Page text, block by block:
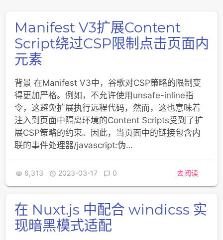
Manifest V3扩展Content
Script绕过CSP限制点击页面内
元素
背景 在Manifest V3中，谷歌对CSP策略的限制变
得更加严格。例如，不允许使用unsafe-inline指
令，这避免扩展执行远程代码，然而，这也意味着
注入到页面中隔离环境的Content Scripts受到了扩
展CSP策略的约束。因此，当页面中的链接包含内
联的事件处理器/javascript:伪…
 6,313  2023-03-17  0 去阅读
在 Nuxt.js 中配合 windicss 实
现暗黑模式适配